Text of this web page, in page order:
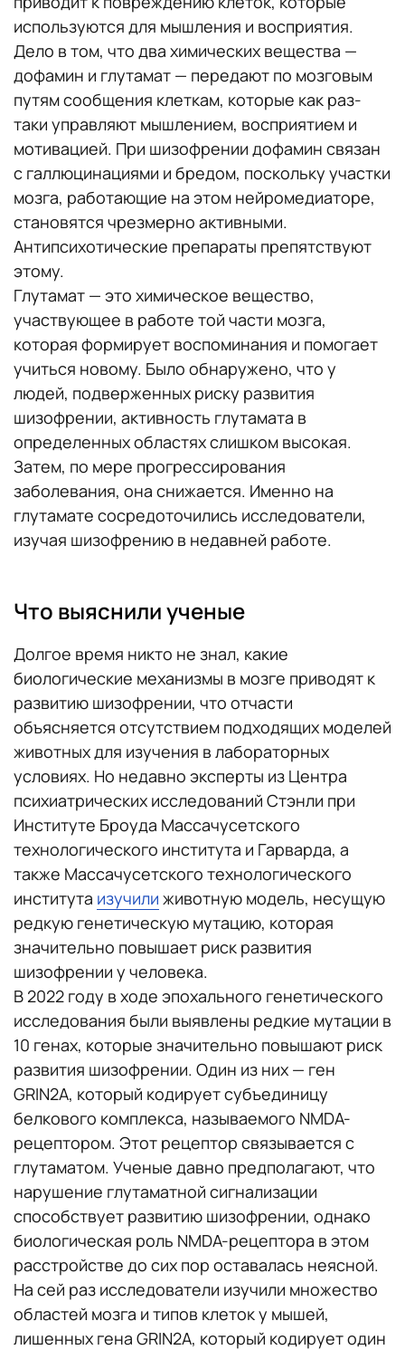
используются для мышления и восприятия.
Дело в том, что два химических вещества —
дофамин и глутамат — передают по мозговым
путям сообщения клеткам, которые как раз-
таки управляют мышлением, восприятием и
мотивацией. При шизофрении дофамин связан
с галлюцинациями и бредом, поскольку участки
мозга, работающие на этом нейромедиаторе,
становятся чрезмерно активными.
Антипсихотические препараты препятствуют
этому.
Глутамат — это химическое вещество,
участвующее в работе той части мозга,
которая формирует воспоминания и помогает
учиться новому. Было обнаружено, что у
людей, подверженных риску развития
шизофрении, активность глутамата в
определенных областях слишком высокая.
Затем, по мере прогрессирования
заболевания, она снижается. Именно на
глутамате сосредоточились исследователи,
изучая шизофрению в недавней работе.
Что выяснили ученые
Долгое время никто не знал, какие
биологические механизмы в мозге приводят к
развитию шизофрении, что отчасти
объясняется отсутствием подходящих моделей
животных для изучения в лабораторных
условиях. Но недавно эксперты из Центра
психиатрических исследований Стэнли при
Институте Броуда Массачусетского
технологического института и Гарварда, а
также Массачусетского технологического
института изучили животную модель, несущую
редкую генетическую мутацию, которая
значительно повышает риск развития
шизофрении у человека.
В 2022 году в ходе эпохального генетического
исследования были выявлены редкие мутации в
10 генах, которые значительно повышают риск
развития шизофрении. Один из них — ген
GRIN2A, который кодирует субъединицу
белкового комплекса, называемого NMDA-
рецептором. Этот рецептор связывается с
глутаматом. Ученые давно предполагают, что
нарушение глутаматной сигнализации
способствует развитию шизофрении, однако
биологическая роль NMDA-рецептора в этом
расстройстве до сих пор оставалась неясной.
На сей раз исследователи изучили множество
областей мозга и типов клеток у мышей,
лишенных гена GRIN2A, который кодирует один